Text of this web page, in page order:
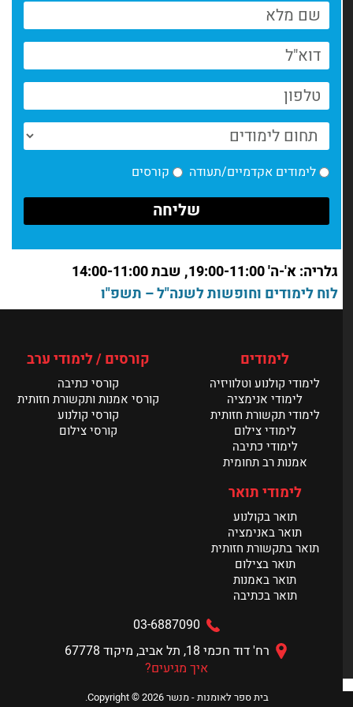
חוזרים לשחק עם החומר
קרא עוד >
לומדים ויוצרים, גם מרחוק
קרא עוד >
הזמנה להמשיך ליצור- גם עכשיו
קרא עוד >
ביקורות סוף סמסטר- למה זה טוב?
קרא עוד >
תערוכת הבוגרים של מנשר נפתחת ביום ראשון
קרא עוד >
לימודים אקדמיים/תעודה קורסים
גלריה: א'-ה' 19:00-11:00, שבת 14:00-11:00
לוח לימודים וחופשות לשנה"ל – תשפ"ו
לימודים
לימודי קולנוע וטלוויזיה
לימודי אנימציה
לימודי תקשורת חזותית
לימודי צילום
לימודי כתיבה
אמנות רב תחומית
קורסים / לימודי ערב
קורסי כתיבה
קורסי אמנות ותקשורת חזותית
קורסי קולנוע
קורסי צילום
לימודי תואר
תואר בקולנוע
תואר באנימציה
תואר בתקשורת חזותית
תואר בצילום
תואר באמנות
תואר בכתיבה
03-6887090
רח' דוד חכמי 18, תל אביב, מיקוד 67778
איך מגיעים?
בית ספר לאומנות - מנשר Copyright © 2026.